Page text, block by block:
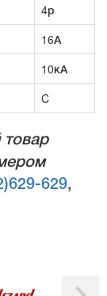
4р
16А
10кА
C
629,